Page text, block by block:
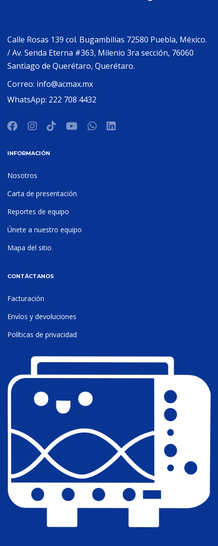
Calle Rosas 139 col. Bugambilias 72580 Puebla, México.
/ Av. Senda Eterna #363, Milenio 3ra sección, 76060
Santiago de Querétaro, Querétaro.
Correo: info@acmax.mx
WhatsApp: 222 708 4432
INFORMACIÓN
Nosotros
Carta de presentación
Reportes de equipo
Únete a nuestro equipo
Mapa del sitio
CONTÁCTANOS
Facturación
Envíos y devoluciones
Políticas de privacidad